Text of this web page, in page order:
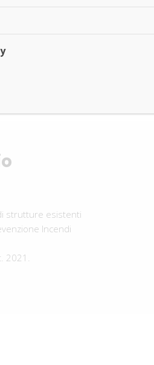
strutture esistenti
Incendi
2021.